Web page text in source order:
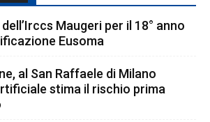
Maugeri per il 18° anno
Eusoma
al San Raffaele di Milano
stima il rischio prima